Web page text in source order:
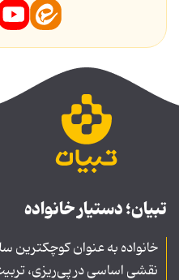
تبیان؛ دستیار خانواده
خانواده به عنوان کوچکترین
نقشی اساسی در پی‌ریزی،